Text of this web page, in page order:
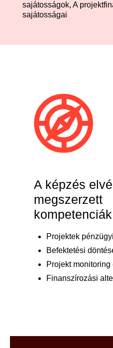
sajátosságok, A
sajátosságai
A képzés
megszerzett
Projektek
Befektetési
Projekt
Finanszírozási